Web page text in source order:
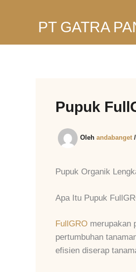
PT GATRA
Pupuk
Oleh andabanget /
Pupuk Organik
Apa Itu Pupuk
FullGRO merupakan
pertumbuhan
efisien diserap